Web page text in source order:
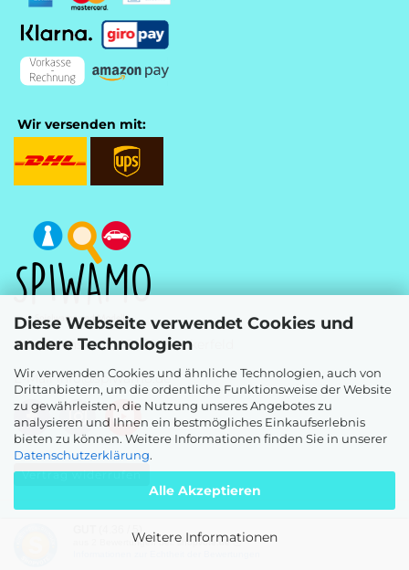
Diese Webseite verwendet Cookies und
andere Technologien
Wir verwenden Cookies und ähnliche Technologien, auch von
Drittanbietern, um die ordentliche Funktionsweise der Website
zu gewährleisten, die Nutzung unseres Angebotes zu
analysieren und Ihnen ein bestmögliches Einkaufserlebnis
bieten zu können. Weitere Informationen finden Sie in unserer
Datenschutzerklärung.
Alle Akzeptieren
Weitere Informationen
Wir versenden mit:
Westfalenstr. 13, 58339 Breckerfeld
E-Mailinfo@spiwamo.de
Vertrag widerrufen
(4.36 / 5)
Bewertungen bei: shopvote.de ⓘ